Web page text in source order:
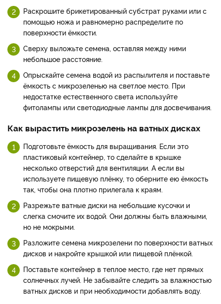
Раскрошите брикетированный субстрат руками или с
помощью ножа и равномерно распределите по
поверхности ёмкости.
Сверху выложьте семена, оставляя между ними
небольшое расстояние.
Опрыскайте семена водой из распылителя и поставьте
ёмкость с микрозеленью на светлое место. При
недостатке естественного света используйте
фитолампы или светодиодные лампы для досвечивания.
Как вырастить микрозелень на ватных дисках
Подготовьте ёмкость для выращивания. Если это
пластиковый контейнер, то сделайте в крышке
несколько отверстий для вентиляции. А если вы
используете пищевую плёнку, то оберните ею ёмкость
так, чтобы она плотно прилегала к краям.
Разрежьте ватные диски на небольшие кусочки и
слегка смочите их водой. Они должны быть влажными,
но не мокрыми.
Разложите семена микрозелени по поверхности ватных
дисков и накройте крышкой или пищевой плёнкой.
Поставьте контейнер в теплое место, где нет прямых
солнечных лучей. Не забывайте следить за влажностью
ватных дисков и при необходимости добавлять воду.